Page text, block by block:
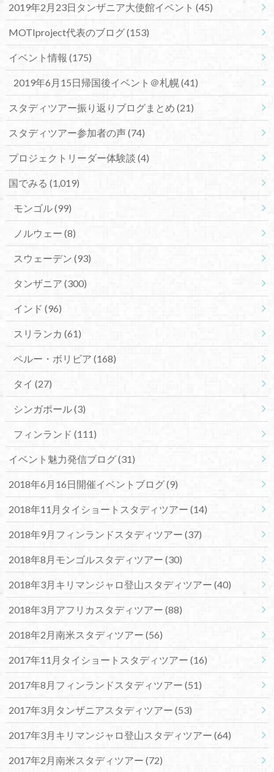
2019年2月23日タンザニア大使館イベント (45)
MOTIproject代表のブログ(153)
イベント情報 (175)
2019年6月15日帰国後イベント＠札幌(41)
スタディツアー振り返りブログまとめ (21)
スタディツアー参加者の声(74)
プロジェクトリーダー体験談 (4)
国でみる (1,019)
モンゴル(99)
ノルウェー (8)
スウェーデン (93)
タンザニア (300)
インド (96)
スリランカ (61)
ペルー・ボリビア (168)
タイ (27)
シンガポール(3)
フィンランド (111)
イベント魅力発信ブログ(31)
2018年6月16日開催イベントブログ(9)
2018年11月タイショートスタディツアー (14)
2018年9月フィンランドスタディツアー (37)
2018年8月モンゴルスタディツアー (30)
2018年3月キリマンジャロ登山スタディツアー (40)
2018年3月アフリカスタディツアー (88)
2018年2月南米スタディツアー (56)
2017年11月タイショートスタディツアー (16)
2017年8月フィンランドスタディツアー (51)
2017年3月タンザニアスタディツアー (53)
2017年3月キリマンジャロ登山スタディツアー (64)
2017年2月南米スタディツアー (72)